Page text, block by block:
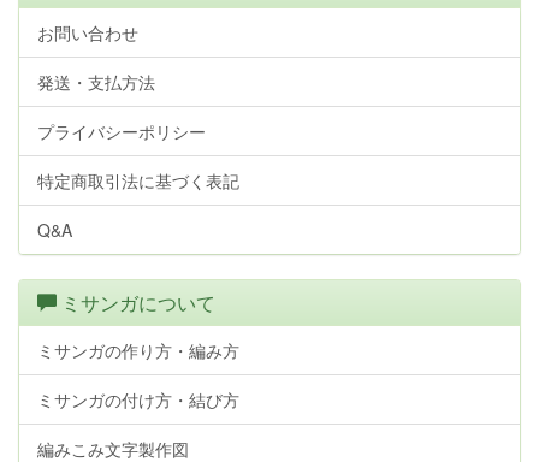
お問い合わせ
発送・支払方法
プライバシーポリシー
特定商取引法に基づく表記
Q&A
ミサンガについて
ミサンガの作り方・編み方
ミサンガの付け方・結び方
編みこみ文字製作図